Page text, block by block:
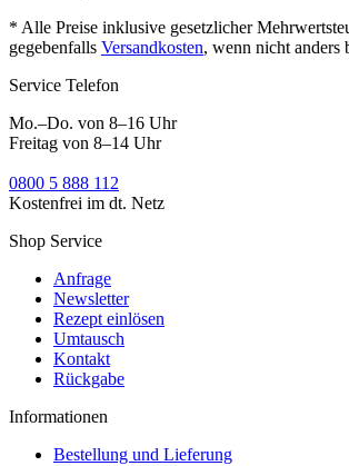
* Alle Preise inklusive gesetzlicher
gegebenfalls Versandkosten, wenn nicht anders
Service Telefon
Mo.–Do. von 8–16 Uhr
Freitag von 8–14 Uhr
0800 5 888 112
Kostenfrei im dt. Netz
Shop Service
Anfrage
Newsletter
Rezept einlösen
Umtausch
Kontakt
Rückgabe
Informationen
Bestellung und Lieferung